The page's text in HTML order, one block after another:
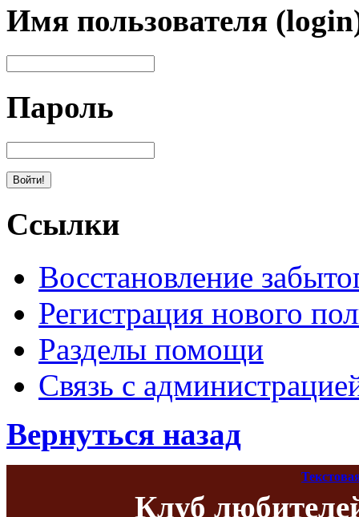
Имя пользователя
Пароль
Ссылки
Восстановление
Регистрация нового
Разделы помощи
Связь с
Вернуться назад
Клуб